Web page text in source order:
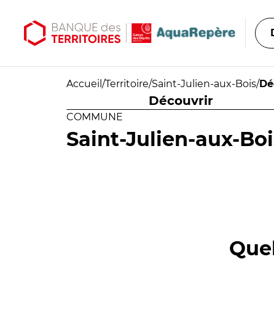
Accueil /Territoire/Saint-Julien-aux-Bois/
Découvrir
COMMUNE
Saint-Julien-aux-